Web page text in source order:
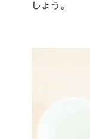
しょう。